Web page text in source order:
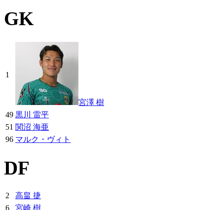
GK
1
宮澤 樹
49 黒川 雷平
51 関沼 海亜
96 マルク・ヴィト
DF
2
高畠 捷
6
宮崎 樹